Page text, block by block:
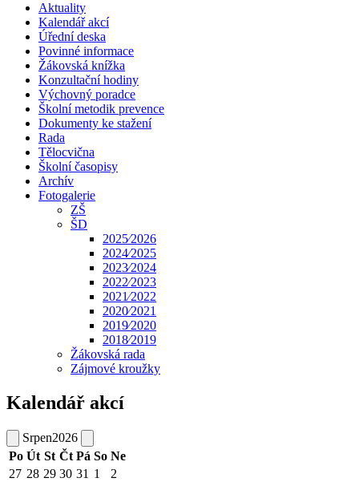
Aktuality
Kalendář akcí
Úřední deska
Povinné informace
Žákovská knížka
Konzultační hodiny
Výchovný poradce
Školní metodik prevence
Dokumenty ke stažení
Rada
Tělocvična
Školní časopisy
Archív
Fotogalerie
ZŠ
ŠD
2025⁄2026
2024⁄2025
2023⁄2024
2022⁄2023
2021⁄2022
2020⁄2021
2019⁄2020
2018⁄2019
Žákovská rada
Zájmové kroužky
Kalendář akcí
Srpen2026
Po Út St Čt Pá So Ne
27 28 29 30 31 1
2